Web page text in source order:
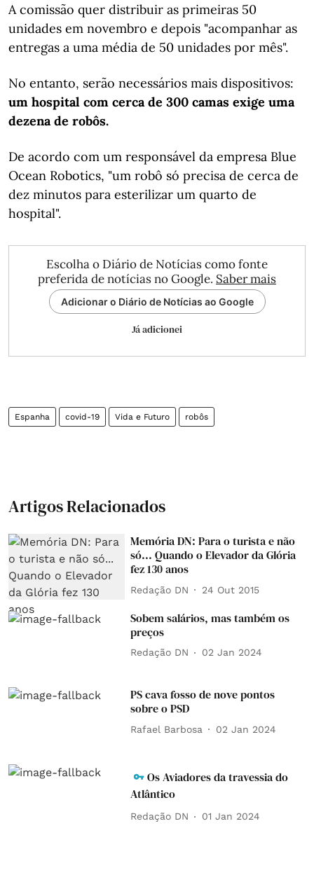
A comissão quer distribuir as primeiras 50
unidades em novembro e depois "acompanhar as
entregas a uma média de 50 unidades por mês".
No entanto, serão necessários mais dispositivos:
um hospital com cerca de 300 camas exige uma
dezena de robôs.
De acordo com um responsável da empresa Blue
Ocean Robotics, "um robô só precisa de cerca de
dez minutos para esterilizar um quarto de
hospital".
Escolha o Diário de Notícias como fonte
preferida de notícias no Google. Saber mais
Adicionar o Diário de Notícias ao Google
Já adicionei
Espanha covid-19 Vida e Futuro robôs
Artigos Relacionados
Memória DN: Para o turista e não
só... Quando o Elevador da Glória
fez 130 anos
Redação DN 24 Out 2015
Sobem salários, mas também os
preços
Redação DN 02 Jan 2024
PS cava fosso de nove pontos
sobre o PSD
Rafael Barbosa 02 Jan 2024
Os Aviadores da travessia do
Atlântico
Redação DN 01 Jan 2024